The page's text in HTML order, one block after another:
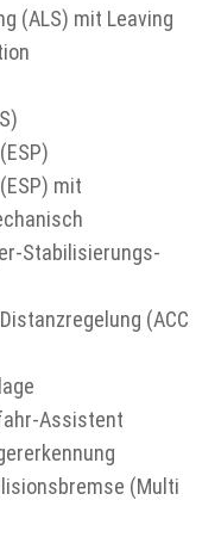
(ALS) mit Leaving
mit
Stabilisierungs-
(ACC
Assistent
(Multi